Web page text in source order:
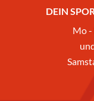
DEIN
Mo -